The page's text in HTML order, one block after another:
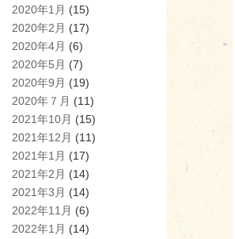
2020年1月 (15)
2020年2月 (17)
2020年4月 (6)
2020年5月 (7)
2020年9月 (19)
2020年７月 (11)
2021年10月 (15)
2021年12月 (11)
2021年1月 (17)
2021年2月 (14)
2021年3月 (14)
2022年11月 (6)
2022年1月 (14)